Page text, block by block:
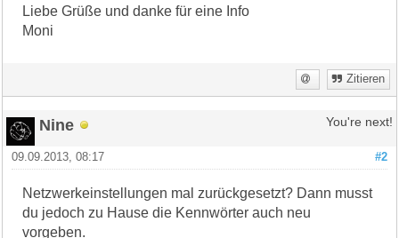
Liebe Grüße und danke für eine Info
Moni
Zitieren
Nine You're next!
#2
09.09.2013, 08:17
Netzwerkeinstellungen mal zurückgesetzt? Dann musst
du jedoch zu Hause die Kennwörter auch neu
vorgeben.